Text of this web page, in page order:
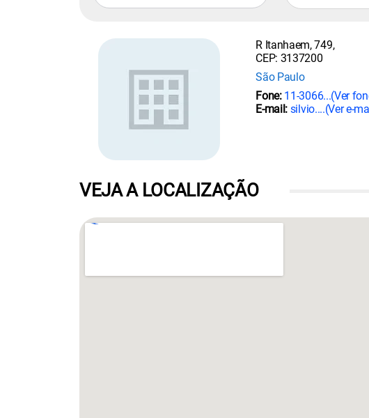
R Itanhaem, 749,
CEP: 3137200
São Paulo
Fone: 11-3066...(Ver
E-mail: silvio....(Ver e-
VEJA A LOCALIZAÇÃO